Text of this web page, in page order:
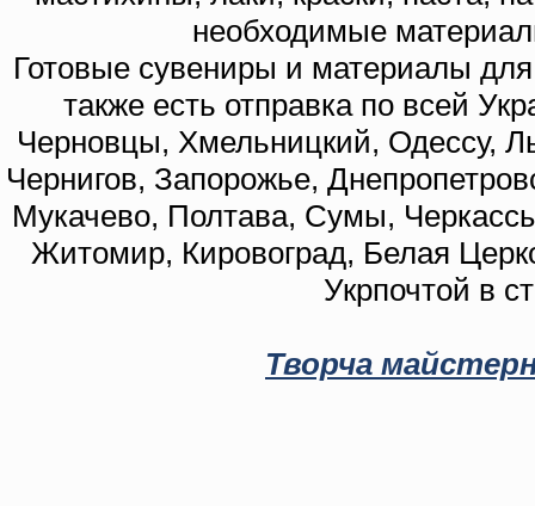
необходимые
Готовые сувениры и материалы
также есть отправка по всей
Черновцы, Хмельницкий, Одессу,
Чернигов, Запорожье,
Мукачево, Полтава, Сумы,
Житомир, Кировоград, Белая
Укрпочтой в
Творча